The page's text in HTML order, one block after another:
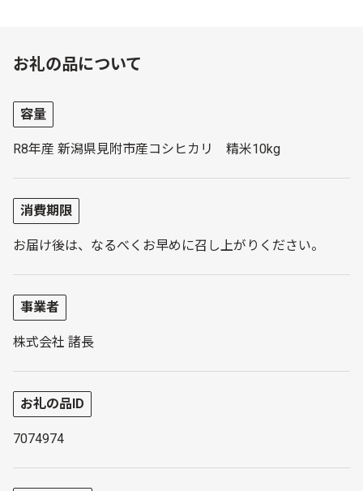
お礼の品について
容量
R8年産 新潟県見附市産コシヒカリ 精米10kg
消費期限
お届け後は、なるべくお早めに召し上がりください。
事業者
株式会社 諸長
お礼の品ID
7074974